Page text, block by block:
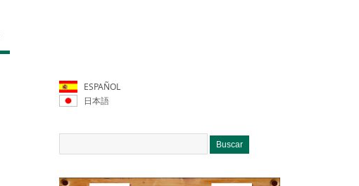
ESPAÑOL
日本語